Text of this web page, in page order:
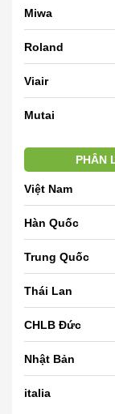
Miwa
Roland
Viair
Mutai
PHÂN
Việt Nam
Hàn Quốc
Trung Quốc
Thái Lan
CHLB Đức
Nhật Bản
italia